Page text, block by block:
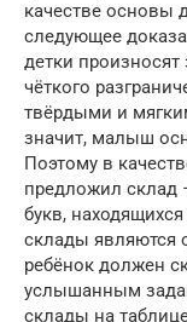
качестве основы
следующее
детки произносят
чёткого
твёрдыми и
значит, малыш
Поэтому в
предложил склад
букв,
склады являются
ребёнок должен
услышанным
склады на